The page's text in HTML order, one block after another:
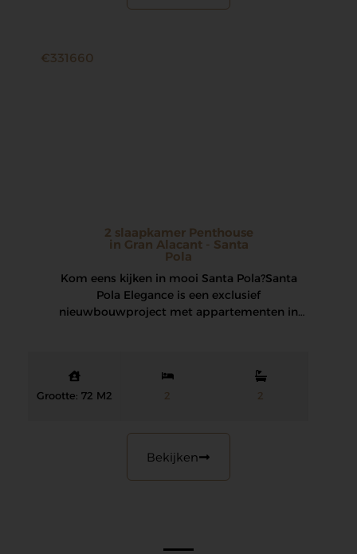
€331660
2 slaapkamer Penthouse
in Gran Alacant - Santa
Pola
Kom eens kijken in mooi Santa Pola? Santa
Pola Elegance is een exclusief
nieuwbouwproject met appartementen in
Grootte: 72 M2 2 2
Bekijken